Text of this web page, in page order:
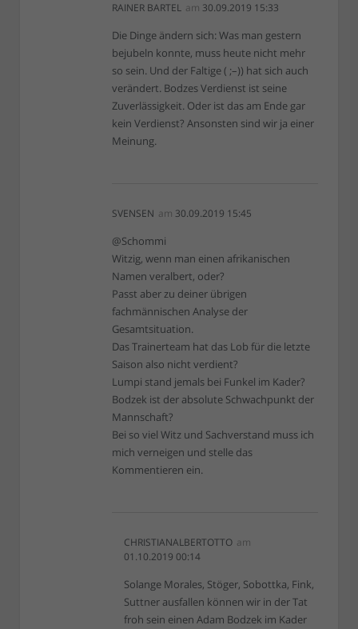
RAINER BARTEL am 30.09.2019 15:33
Die Dinge ändern sich: Was man gestern
bejubeln konnte, muss heute nicht mehr
so sein. Und der Faltige ( ;–)) hat sich auch
verändert. Bodzes Verdienst ist seine
Zuverlässigkeit. Oder ist das am Ende gar
kein Verdienst? Ansonsten sind wir ja einer
Meinung.
SVENSEN am 30.09.2019 15:45
@Schommi
Witzig, wenn man einen afrikanischen
Namen veralbert, oder?
Passt aber zu deiner übrigen
fachmännischen Analyse der
Gesamtsituation.
Das Trainerteam hat das Lob für die letzte
Saison also nicht verdient?
Lumpi stand jemals bei Funkel im Kader?
Bodzek ist der absolute Schwachpunkt der
Mannschaft?
Bei so viel Witz und Sachverstand muss ich
mich verneigen und stelle das
Kommentieren ein.
CHRISTIANALBERTOTTO am
01.10.2019 00:14
Solange Morales, Stöger, Sobottka, Fink,
Suttner ausfallen können wir in der Tat
froh sein einen Adam Bodzek im Kader